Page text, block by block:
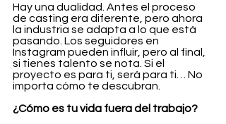
Hay una dualidad. Antes el proceso
de casting era diferente, pero ahora
la industria se adapta a lo que está
pasando. Los seguidores en
Instagram pueden influir, pero al final,
si tienes talento se nota. Si el
proyecto es para ti, será para ti… No
importa cómo te descubran.
¿Cómo es tu vida fuera del trabajo?